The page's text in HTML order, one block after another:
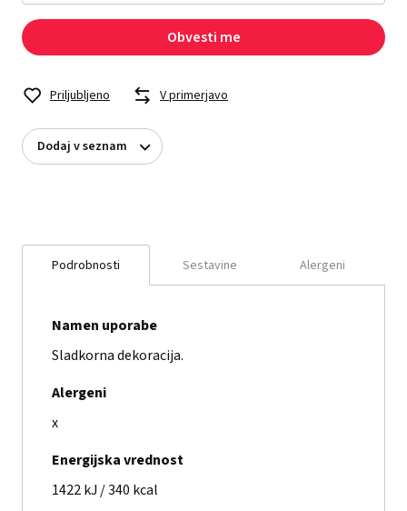
Obvesti me
Priljubljeno V primerjavo
Dodaj v seznam
Podrobnosti Sestavine Alergeni
Namen uporabe
Sladkorna dekoracija.
Alergeni
x
Energijska vrednost
1422 kJ / 340 kcal